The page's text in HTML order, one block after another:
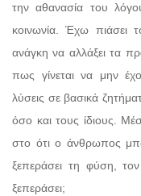
την αθανασία του
κοινωνία. Έχω πιάσει
ανάγκη να αλλάξει τα
πως γίνεται να μην
λύσεις σε βασικά
όσο και τους ίδιους.
στο ότι ο άνθρωπος
ξεπεράσει τη φύση,
ξεπεράσει;